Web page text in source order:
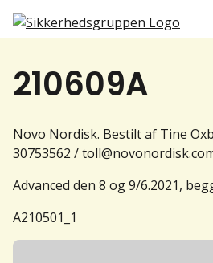
210609A
Novo Nordisk. Bestilt af Tine
30753562 /
Advanced den 8 og 9/6.2021,
A210501_1